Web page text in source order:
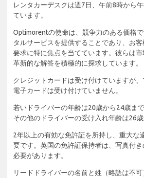
レンタカーデスクは週7日、午前8時から
ています。
Optimorentの使命は、競争力のある価格
タルサービスを提供することであり、お
要求に特に焦点を当てています。彼らは市
革新的な解答を積極的に探求しています。
クレジットカードは受け付けていますが
電子カードは受け付けていません。
若いドライバーの年齢は20歳から24歳ま
その他のドライバーの受け入れ年齢は26歳
2年以上の有効な免許証を所持し、重大な
要です。英国の免許証保持者は、写真付
必要があります。
リードドライバーの名前と姓（略語は不